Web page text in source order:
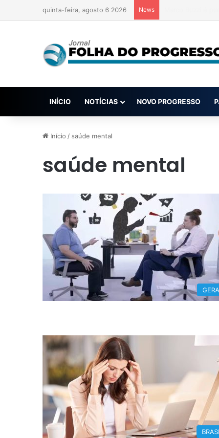
quinta-feira, agosto 6 2026 News
INÍCIO NOTÍCIAS NOVO PROGRESSO
Início / saúde mental
saúde mental